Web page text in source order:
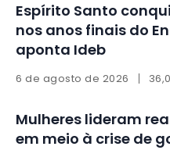
Espírito Santo
nos anos finais do
aponta Ideb
6 de agosto de 2026
Mulheres lideram
em meio à crise de